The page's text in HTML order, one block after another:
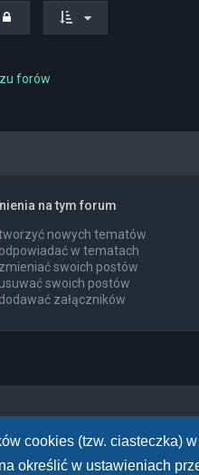
cookies (tzw. ciasteczka)
określić w ustawieniach
forów
na tym forum
nowych tematów
odpowiadać w tematach
zmieniać swoich postów
usuwać swoich postów
dodawać załączników
by
PlanetStyles